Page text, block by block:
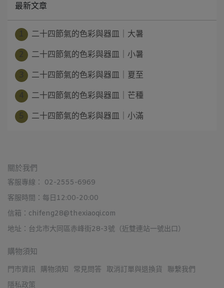
最新文章
二十四節氣的色彩與器皿｜大暑
二十四節氣的色彩與器皿｜小暑
二十四節氣的色彩與器皿｜夏至
二十四節氣的色彩與器皿｜芒種
二十四節氣的色彩與器皿｜小滿
關於我們
客服專線： 02-2555-6969
客服時間：每日12:00-20:00
信箱：chifeng28@thexiaoqi.com
地址：台北市大同區赤峰街28-3號（近雙連站一號出口）
購物須知
門市資訊 購物須知 常見問答 取消訂單與退換貨
聯繫我們
隱私政策